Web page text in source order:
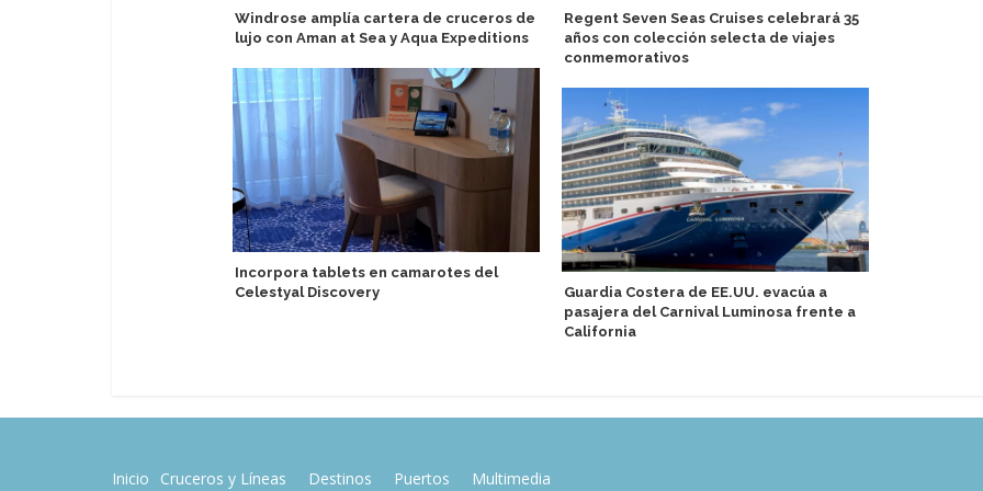
Windrose amplía cartera de cruceros de
lujo con Aman at Sea y Aqua Expeditions
Incorpora tablets en camarotes del
Celestyal Discovery
Regent Seven Seas Cruises celebrará 35
años con colección selecta de viajes
conmemorativos
Guardia Costera de EE.UU. evacúa a
pasajera del Carnival Luminosa frente a
California
Inicio Cruceros y Líneas Destinos Puertos Multimedia